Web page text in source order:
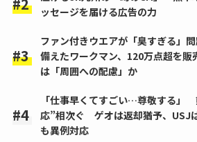
ッセージを届ける広告の力
ファン付きウエアが「臭すぎる」
備えたワークマン、120万点超を
は「周囲への配慮」か
「仕事早くてすごい…尊敬する」
応”相次ぐ ゲオは返却猶予、USJ
も異例対応